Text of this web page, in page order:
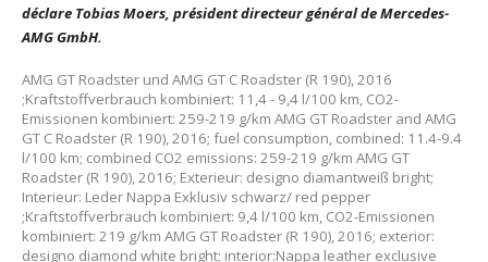
déclare Tobias Moers, président directeur général de Mercedes-
AMG GmbH.
AMG GT Roadster und AMG GT C Roadster (R 190), 2016
;Kraftstoffverbrauch kombiniert: 11,4 - 9,4 l/100 km, CO2-
Emissionen kombiniert: 259-219 g/km AMG GT Roadster and AMG
GT C Roadster (R 190), 2016; fuel consumption, combined: 11.4-9.4
l/100 km; combined CO2 emissions: 259-219 g/km AMG GT
Roadster (R 190), 2016; Exterieur: designo diamantweiß bright;
Interieur: Leder Nappa Exklusiv schwarz/ red pepper
;Kraftstoffverbrauch kombiniert: 9,4 l/100 km, CO2-Emissionen
kombiniert: 219 g/km AMG GT Roadster (R 190), 2016; exterior:
designo diamond white bright; interior:Nappa leather exclusive